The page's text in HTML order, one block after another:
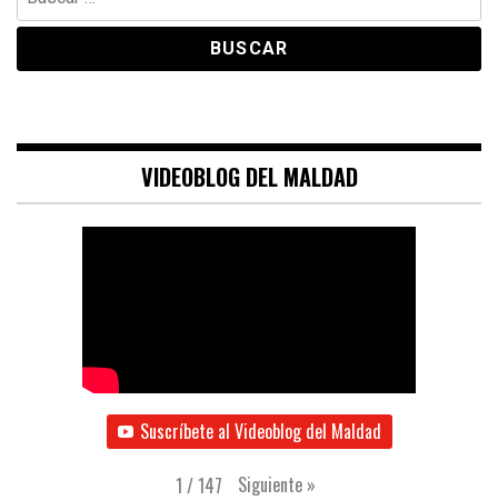
VIDEOBLOG DEL MALDAD
Suscríbete al Videoblog del Maldad
1 /147 Siguiente »